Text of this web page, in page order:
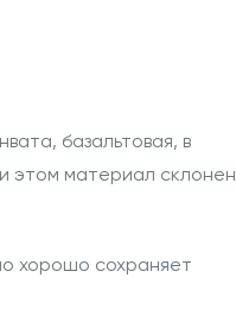
базальтовая, в
этом материал склонен
хорошо сохраняет